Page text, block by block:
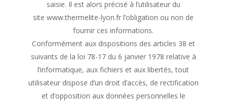
saisie. Il est alors précisé à l’utilisateur du
site www.thermelite-lyon.fr l’obligation ou non de
fournir ces informations.
Conformément aux dispositions des articles 38 et
suivants de la loi 78-17 du 6 janvier 1978 relative à
l’informatique, aux fichiers et aux libertés, tout
utilisateur dispose d’un droit d’accès, de rectification
et d’opposition aux données personnelles le